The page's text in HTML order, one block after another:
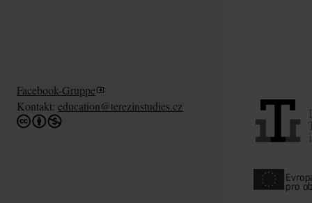
Facebook-Gruppe
Kontakt: education@terezinstudies.cz